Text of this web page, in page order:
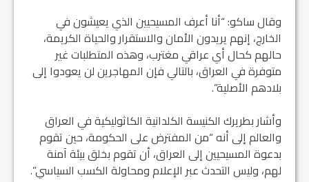
وقال ساكو: “أنا أعرف المسيحيين الذي يعيشون في
الخارج، إنهم يريدون الأمان والاستقرار والحياة الكريمة،
حالهم كحال أي عراقي مغترب، وهذه المتطلبات غير
متوفرة في العراق، بالتالي فإن المهاجرين لن يعودوا إلى
بلادهم الأصلية”.
وأشار بطريرك الكنيسة الكلدانية الكاثوليكية في العراق
والعالم إلى أنه “من المفترض على الحكومة، حين تقوم
بدعوة المسيحيين إلى العراق، أن تقوم بخلق بيئة آمنة
لهم، وليس التحدث عبر الإعلام ومحاولة الكسب السياسي”.